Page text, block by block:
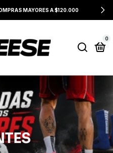
MAYORES A $120.000
0